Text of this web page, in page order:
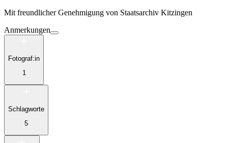
Mit freundlicher Genehmigung von Staatsarchiv Kitzingen
Anmerkungen
Fotograf:in
1
Schlagworte
5